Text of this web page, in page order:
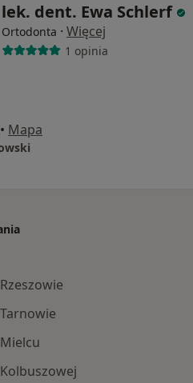
lek. dent. Ewa Schlerf
Ortodonta · Więcej
1 opinia
• Mapa